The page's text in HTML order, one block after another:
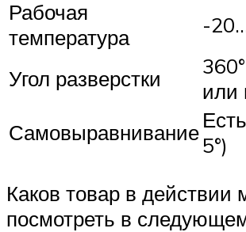
Рабочая
температура
-
Угол разверстки
или
Самовыравнивание5°)
Каков товар в действии
посмотреть в